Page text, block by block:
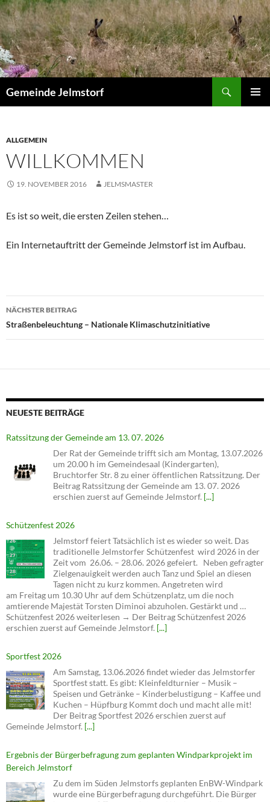
Zum
Inhalt
springen
Gemeinde Jelmstorf
ALLGEMEIN
WILLKOMMEN
19. NOVEMBER 2016 JELMSMASTER
Es ist so weit, die ersten Zeilen stehen…
Ein Internetauftritt der Gemeinde Jelmstorf ist im Aufbau.
Beitragsnavigation
NÄCHSTER BEITRAG
Straßenbeleuchtung – Nationale Klimaschutzinitiative
NEUESTE BEITRÄGE
Ratssitzung der Gemeinde am 13. 07. 2026
Der Rat der Gemeinde trifft sich am Montag, 13.07.2026
um 20.00 h im Gemeindesaal (Kindergarten),
Bruchtorfer Str. 8 zu einer öffentlichen Ratssitzung. Der
Beitrag Ratssitzung der Gemeinde am 13. 07. 2026
erschien zuerst auf Gemeinde Jelmstorf. [...]
Schützenfest 2026
Jelmstorf feiert Tatsächlich ist es wieder so weit. Das
traditionelle Jelmstorfer Schützenfest wird 2026 in der
Zeit vom 26.06. – 28.06. 2026 gefeiert. Neben gefragter
Zielgenauigkeit werden auch Tanz und Spiel an diesen
Tagen nicht zu kurz kommen. Angetreten wird
am Freitag um 10.30 Uhr auf dem Schützenplatz, um die noch
amtierende Majestät Torsten Diminoi abzuholen. Gestärkt und …
Schützenfest 2026 weiterlesen → Der Beitrag Schützenfest 2026
erschien zuerst auf Gemeinde Jelmstorf. [...]
Sportfest 2026
Am Samstag, 13.06.2026 findet wieder das Jelmstorfer
Sportfest statt. Es gibt: Kleinfeldturnier – Musik –
Speisen und Getränke – Kinderbelustigung – Kaffee und
Kuchen – Hüpfburg Kommt doch und macht alle mit!
Der Beitrag Sportfest 2026 erschien zuerst auf
Gemeinde Jelmstorf. [...]
Ergebnis der Bürgerbefragung zum geplanten Windparkprojekt im
Bereich Jelmstorf
Zu dem im Süden Jelmstorfs geplanten EnBW-Windpark
wurde eine Bürgerbefragung durchgeführt. Die Bürger